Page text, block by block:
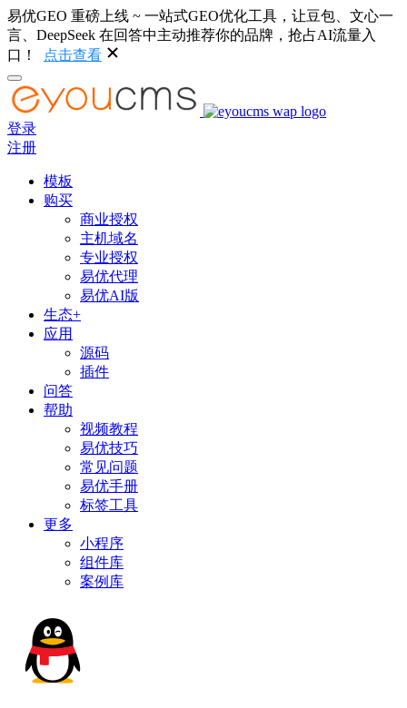
易优GEO 重磅上线 ~ 一站式GEO优化工具，让豆包、文心一
言、DeepSeek 在回答中主动推荐你的品牌，抢占AI流量入
口！
点击查看
登录
注册
模板
购买
商业授权
主机域名
专业授权
易优代理
易优AI版
生态+
应用
源码
插件
问答
帮助
视频教程
易优技巧
常见问题
易优手册
标签工具
更多
小程序
组件库
案例库